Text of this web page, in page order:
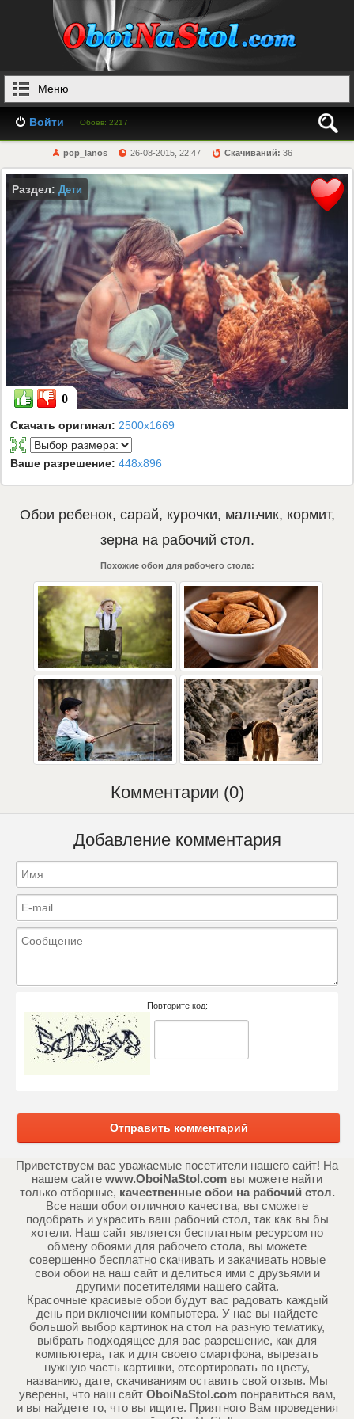
Меню
Войти Обоев: 2217
pop_lanos 26-08-2015, 22:47 Скачиваний: 36
Раздел: Дети
0
Скачать оригинал: 2500x1669
Ваше разрешение: 448x896
Обои ребенок, сарай, курочки, мальчик, кормит,
зерна на рабочий стол.
Похожие обои для рабочего стола:
Комментарии (0)
Добавление комментария
Повторите код:
Отправить комментарий
Приветствуем вас уважаемые посетители нашего сайт! На
нашем сайте www.OboiNaStol.com вы можете найти
только отборные, качественные обои на рабочий стол.
Все наши обои отличного качества, вы сможете
подобрать и украсить ваш рабочий стол, так как вы бы
хотели. Наш сайт является бесплатным ресурсом по
обмену обоями для рабочего стола, вы можете
совершенно бесплатно скачивать и закачивать новые
свои обои на наш сайт и делиться ими с друзьями и
другими посетителями нашего сайта.
Красочные красивые обои будут вас радовать каждый
день при включении компьютера. У нас вы найдете
большой выбор картинок на стол на разную тематику,
выбрать подходящее для вас разрешение, как для
компьютера, так и для своего смартфона, вырезать
нужную часть картинки, отсортировать по цвету,
названию, дате, скачиваниям оставить свой отзыв. Мы
уверены, что наш сайт OboiNaStol.comпонравиться вам,
и вы найдете то, что вы ищите. Приятного Вам проведения